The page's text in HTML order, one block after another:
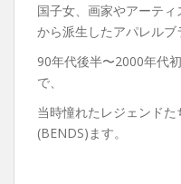
国子女、画家やアーテ
から派生したアパレルブ
90年代後半〜2000年代
で、
当時憧れたレジェンド
(BENDS)ます。